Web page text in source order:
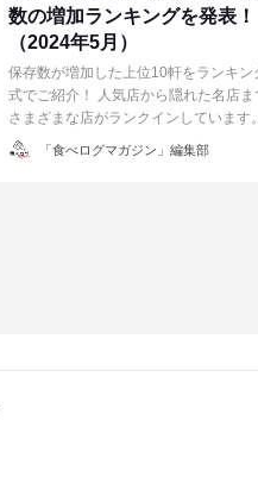
数の増加ランキングを発表！
（2024年5月）
保存数が増加した上位10軒をランキン
式でご紹介！ 人気店から隠れた名店ま
さまざまな店がランクインしています。
投「食べログマガジン」編集部